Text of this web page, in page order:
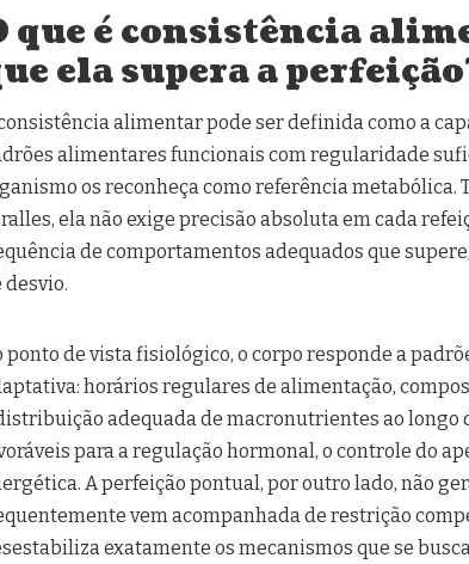
que é consistência
ela supera a
alimentar pode ser definida como a
alimentares funcionais com regularidade
os reconheça como referência metabólica.
ela não exige precisão absoluta em cada
de comportamentos adequados que
desvio.
ponto de vista fisiológico, o corpo responde a
horários regulares de alimentação,
adequada de macronutrientes ao longo
para a regulação hormonal, o controle do
A perfeição pontual, por outro lado, não
vem acompanhada de restrição
exatamente os mecanismos que se